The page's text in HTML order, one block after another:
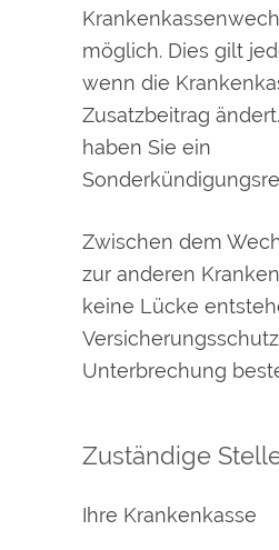
möglich. Dies gilt
wenn die
Zusatzbeitrag
haben Sie ein
Zwischen dem
zur anderen
keine Lücke
Unterbrechung
Zuständige
Ihre Krankenkasse